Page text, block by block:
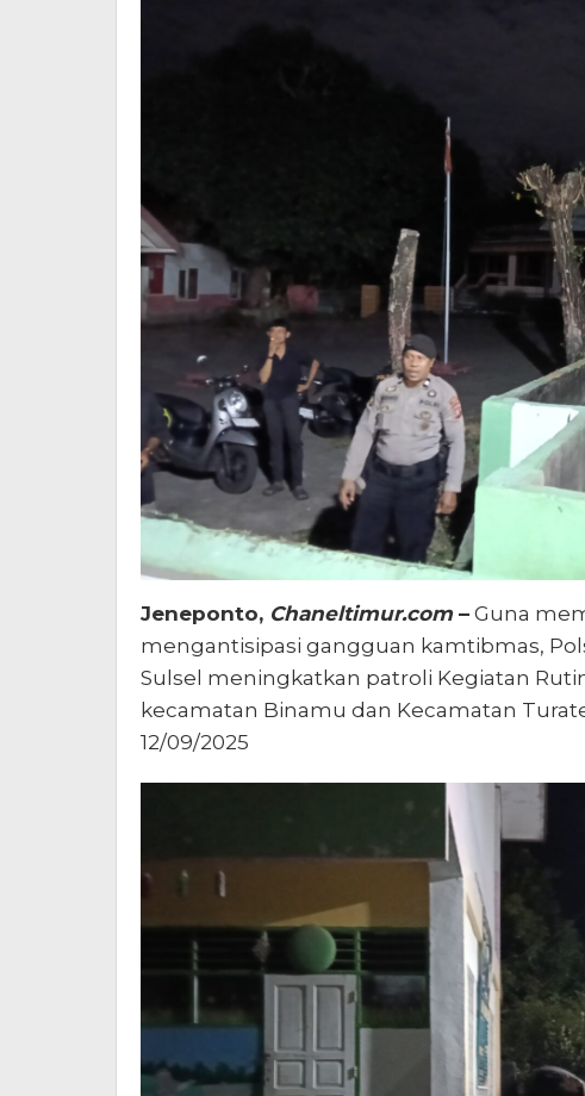
Jeneponto, Chaneltimur.com– Guna
mengantisipasi gangguan kamtibmas,
Sulsel meningkatkan patroli Kegiatan
kecamatan Binamu dan Kecamatan
12/09/2025